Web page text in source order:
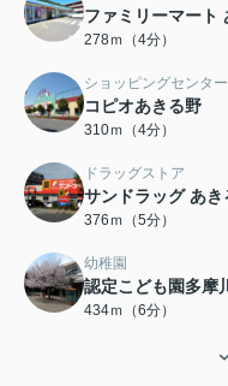
ファミリーマート
278ｍ（4分）
ショッピングセンター
コピオあきる野
310ｍ（4分）
ドラッグストア
サンドラッグ あき
376ｍ（5分）
幼稚園
認定こども園多摩
434ｍ（6分）